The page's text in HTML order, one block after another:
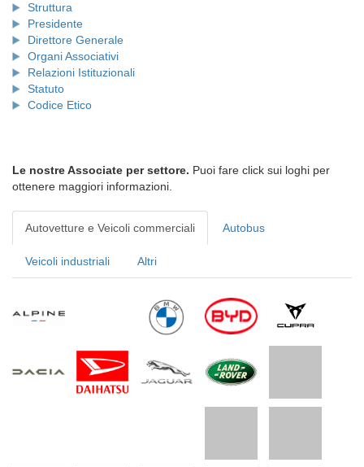
Struttura
Presidente
Direttore Generale
Organi Associativi
Relazioni Istituzionali
Statuto
Codice Etico
Le nostre Associate per settore. Puoi fare click sui loghi per
ottenere maggiori informazioni.
Autovetture e Veicoli commerciali Autobus
Veicoli industriali Altri